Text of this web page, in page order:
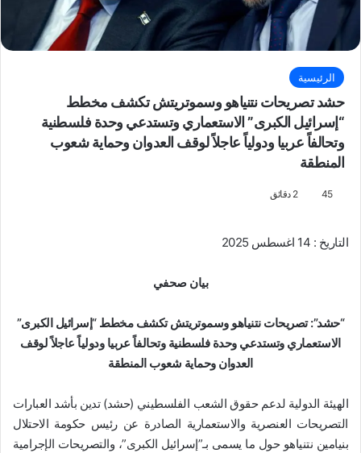
الرئيسية
حشد تصريحات نتنياهو وسموتريتش تكشف مخطط
“إسرائيل الكبرى” الاستعماري وتستدعي وحدة فلسطنية
وتحالفاً عربيا ودولياً عاجلاً لوقف العدوان وحماية شعوب
المنطقة
45 2 دقائق
التاريخ : 14 اغسطس 2025
بيان صحفي
“حشد”: تصريحات نتنياهو وسموتريتش تكشف مخطط “إسرائيل الكبرى”
الاستعماري وتستدعي وحدة فلسطنية وتحالفاً عربيا ودولياً عاجلاً لوقف
العدوان وحماية شعوب المنطقة
الهيئة الدولية لدعم حقوق الشعب الفلسطيني (حشد) تدين بأشد العبارات
التصريحات العنصرية والاستعمارية الصادرة عن رئيس حكومة الاحتلال
بنيامين نتنياهو حول ما يسمى بـ”إسرائيل الكبرى”، والتصريحات الإجرامية